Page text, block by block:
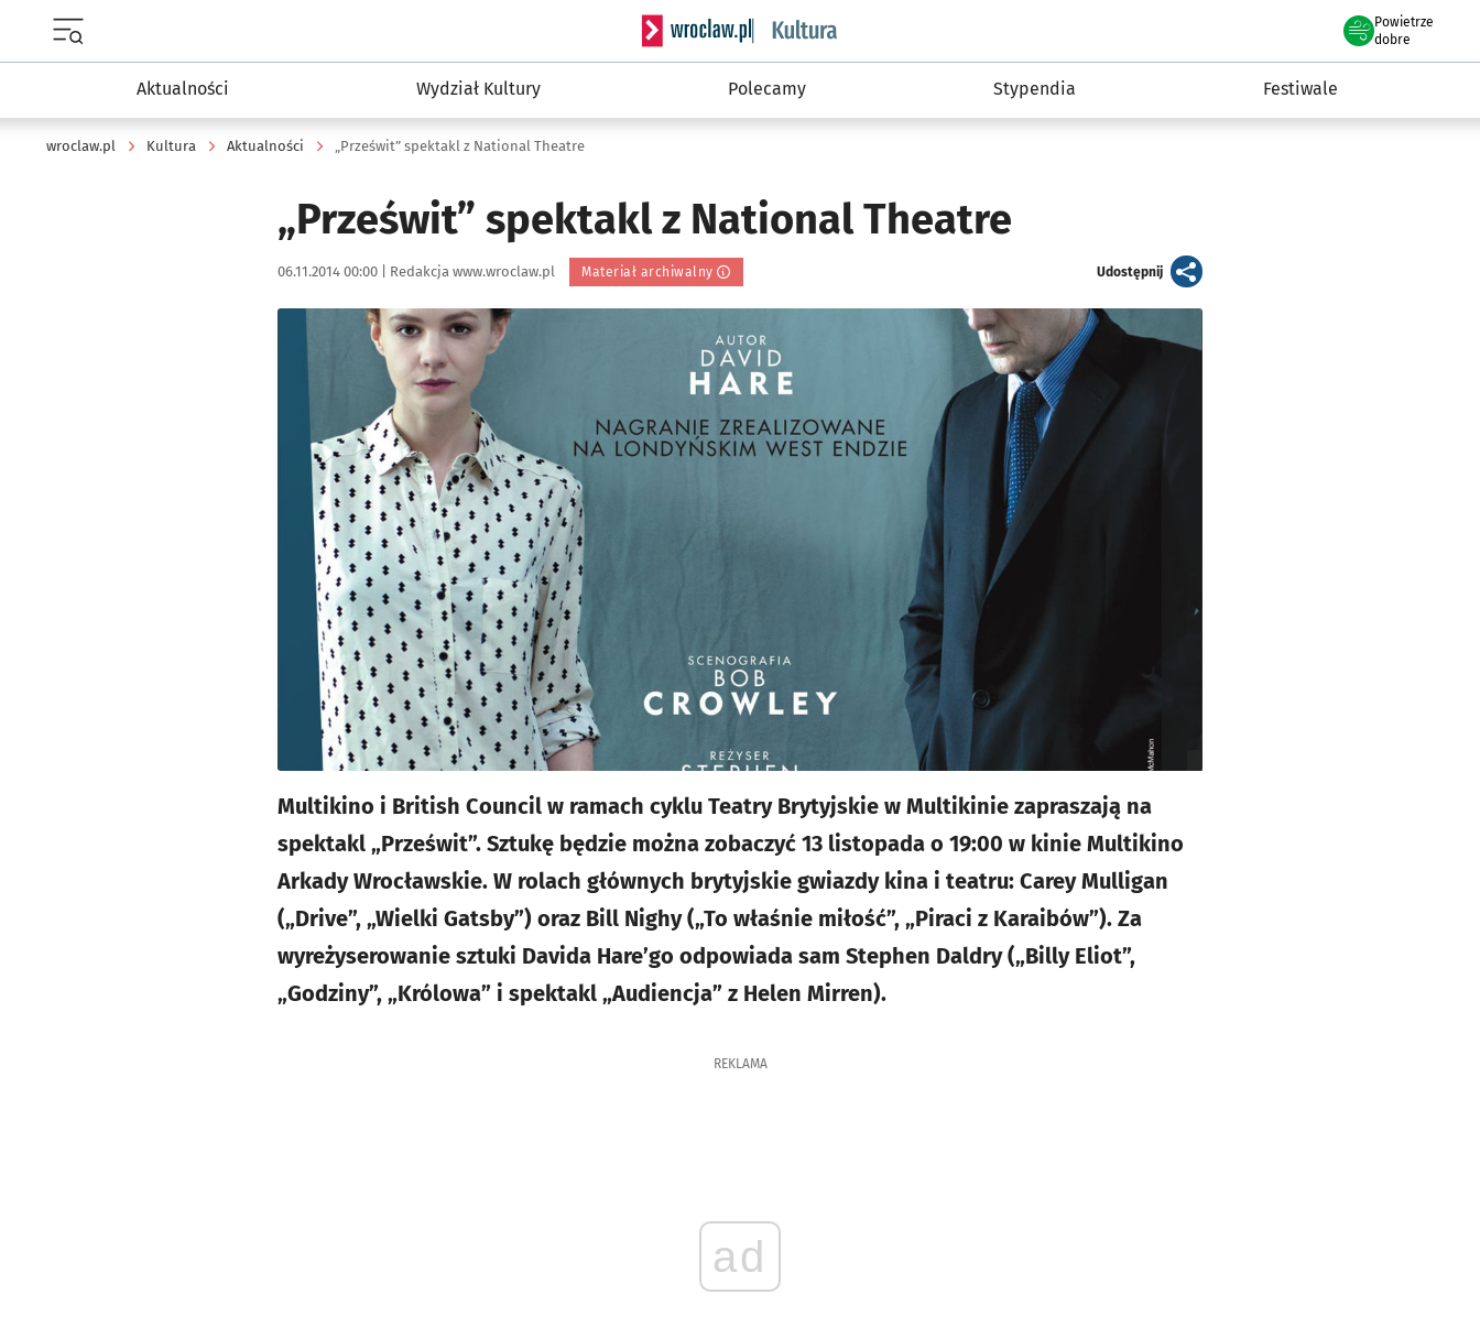
Serwis informacyjny wroclaw.pl podserwis: Kultura
Powietrze
we Wrocławiu
dobre
Aktualności Wydział Kultury Polecamy Stypendia Festiwale
wroclaw.pl Kultura Aktualności „Prześwit” spektakl z National Theatre
„Prześwit” spektakl z National Theatre
Data publikacji:
06.11.2014 00:00 | Autor:
Redakcja www.wroclaw.pl Materiał archiwalny Udostępnijartykuł
Kliknij, aby powiększyć
Multikino i British Council w ramach cyklu Teatry Brytyjskie w Multikinie zapraszają na
spektakl „Prześwit”. Sztukę będzie można zobaczyć 13 listopada o 19:00 w kinie Multikino
Arkady Wrocławskie. W rolach głównych brytyjskie gwiazdy kina i teatru: Carey Mulligan
(„Drive”, „Wielki Gatsby”) oraz Bill Nighy („To właśnie miłość”, „Piraci z Karaibów”). Za
wyreżyserowanie sztuki Davida Hare’go odpowiada sam Stephen Daldry („Billy Eliot”,
„Godziny”, „Królowa” i spektakl „Audiencja” z Helen Mirren).
REKLAMA
ad